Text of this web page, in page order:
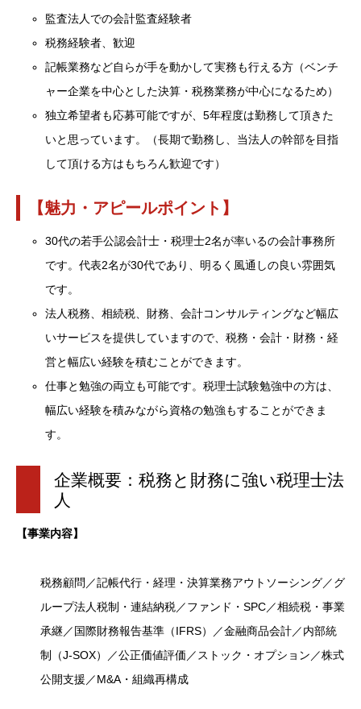
監査法人での会計監査経験者
税務経験者、歓迎
記帳業務など自らが手を動かして実務も行える方（ベンチ
ャー企業を中心とした決算・税務業務が中心になるため）
独立希望者も応募可能ですが、5年程度は勤務して頂きた
いと思っています。（長期で勤務し、当法人の幹部を目指
して頂ける方はもちろん歓迎です）
【魅力・アピールポイント】
30代の若手公認会計士・税理士2名が率いるの会計事務所
です。代表2名が30代であり、明るく風通しの良い雰囲気
です。
法人税務、相続税、財務、会計コンサルティングなど幅広
いサービスを提供していますので、税務・会計・財務・経
営と幅広い経験を積むことができます。
仕事と勉強の両立も可能です。税理士試験勉強中の方は、
幅広い経験を積みながら資格の勉強もすることができま
す。
企業概要：税務と財務に強い税理士法
人
【事業内容】
税務顧問／記帳代行・経理・決算業務アウトソーシング／グ
ループ法人税制・連結納税／ファンド・SPC／相続税・事業
承継／国際財務報告基準（IFRS）／金融商品会計／内部統
制（J-SOX）／公正価値評価／ストック・オプション／株式
公開支援／M&A・組織再構成